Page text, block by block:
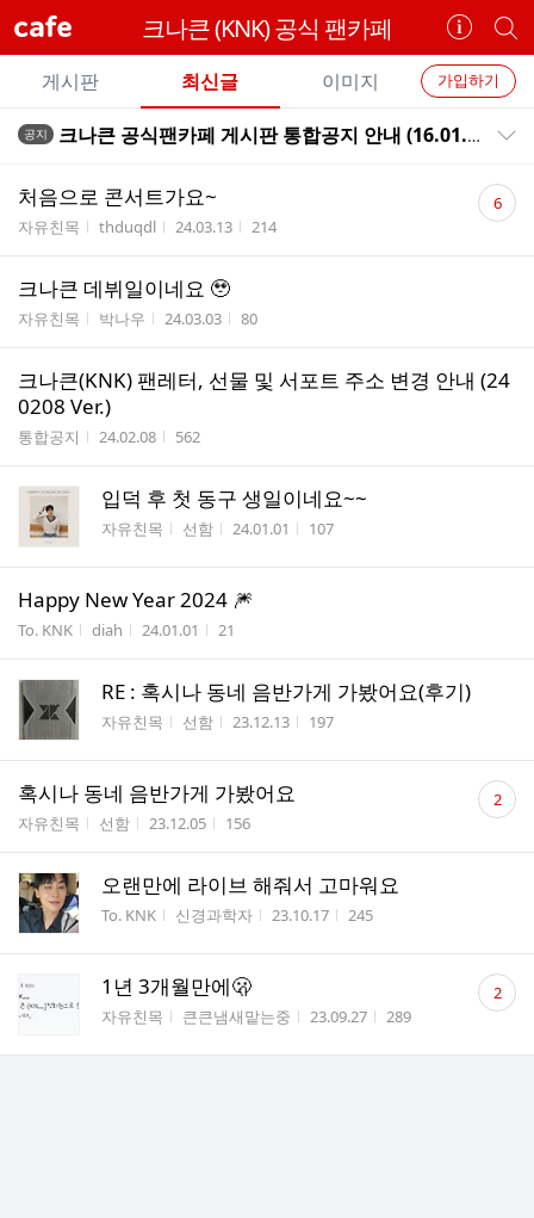
cafe 크나큰 (KNK) 공식 팬카페
카
페
정
보
보
개
별
카
페
검
카
페
메
뉴
가입하기
게시판 최신글 이미지
전
글
트
공지 크나큰 공식팬카페 게시판 통합공지 안내 (16.01.29)
처음으로 콘서트가요~
게시판명
자유친목 작성자
thduqdl 작성시간
24.03.13 조회수
214
댓
글 6
크나큰 데뷔일이네요 🥹
게시판명
자유친목 작성자
박나우 작성시간
24.03.03 조회수
80
크나큰(KNK) 팬레터, 선물 및 서포트 주소 변경 안내 (24
0208 Ver.)
게시판명
통합공지 작성시간
24.02.08 조회수
562
입덕 후 첫 동구 생일이네요~~
게시판명
자유친목 작성자
선함 작성시간
24.01.01 조회수
107
Happy New Year 2024 🎆
게시판명
To. KNK 작성자
diah 작성시간
24.01.01 조회수
21
RE : 혹시나 동네 음반가게 가봤어요(후기)
게시판명
자유친목 작성자
선함 작성시간
23.12.13 조회수
197
혹시나 동네 음반가게 가봤어요
게시판명
자유친목 작성자
선함 작성시간
23.12.05 조회수
156
댓
글 2
오랜만에 라이브 해줘서 고마워요
게시판명
To. KNK 작성자
신경과학자 작성시간
23.10.17 조회수
245
1년 3개월만에🫢
게시판명
자유친목 작성자
큰큰냄새맡는중 작성시간
23.09.27 조회수
289
댓
글 2